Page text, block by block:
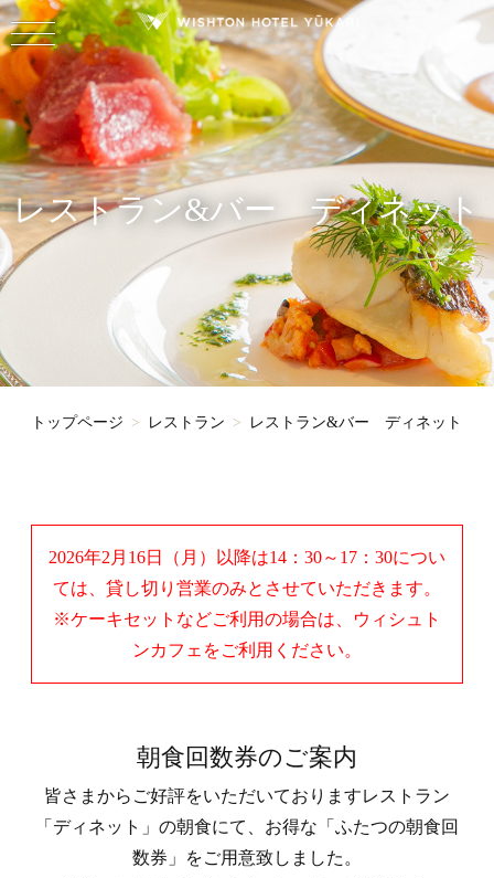
レストラン&バー ディネット
トップページ レストラン レストラン&バー ディネット
2026年2月16日（月）以降は14：30～17：30につい
ては、貸し切り営業のみとさせていただきます。
※ケーキセットなどご利用の場合は、ウィシュト
ンカフェをご利用ください。
朝食回数券のご案内
皆さまからご好評をいただいておりますレストラン
「ディネット」の朝食にて、お得な「ふたつの朝食回
数券」をご用意致しました。